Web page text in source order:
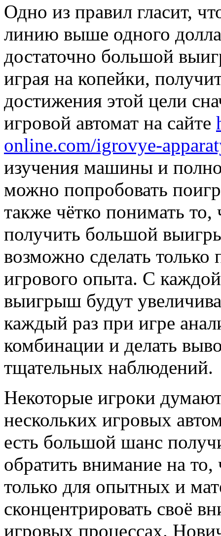
Одно из правил гласит,
линию выше одного
достаточно большой
играя на копейки,
достижения этой цели
игровой автомат на сайте
online.com/igrovye-
изучения машины и
можно попробовать
также чётко понимать то,
получить большой
возможно сделать только
игрового опыта. С
выигрыш будут
каждый раз при игре
комбинации и делать
тщательных наблюдений.
Некоторые игроки
нескольких игровых
есть большой шанс
обратить внимание на то,
только для опытных и
сконцентрировать своё
игровых процессах.